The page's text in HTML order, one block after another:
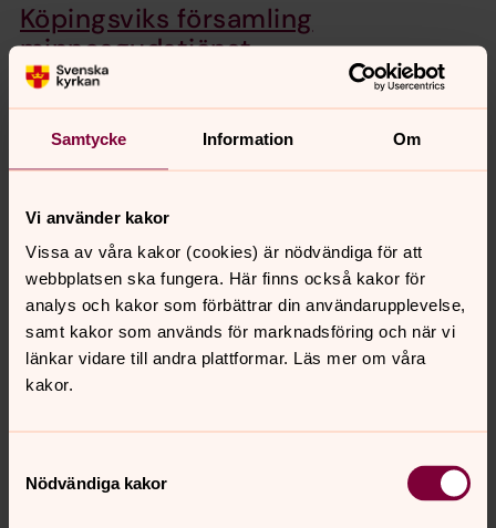
Samtycke Information Om
Vi använder kakor
Vissa av våra kakor (cookies) är nödvändiga för att
webbplatsen ska fungera. Här finns också kakor för
analys och kakor som förbättrar din användarupplevelse,
samt kakor som används för marknadsföring och när vi
länkar vidare till andra plattformar. Läs mer om våra
kakor.
Nödvändiga kakor
Köpingsviks församling
minnesgudstjänst
(Egby, Bredsättra och Köpings kyrkor)
Föra-Alböke-Löts församling
minnesgudstjänst
(Föra, Alböke och Löts kyrkor)
Gärdslösa-Långlöt-Runstens
minnesgudstjänst
(Gärdslösa, Långlöt och Runstens kyrkor)
minnesgudstjänst